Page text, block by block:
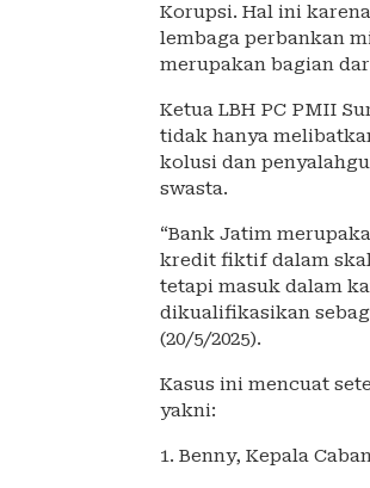
Korupsi. Hal ini
lembaga perbankan
merupakan bagian
Ketua LBH PC PMII
tidak hanya
kolusi dan
swasta.
“Bank Jatim
kredit fiktif dalam
tetapi masuk dalam
dikualifikasikan
(20/5/2025).
Kasus ini mencuat
yakni:
1. Benny, Kepala